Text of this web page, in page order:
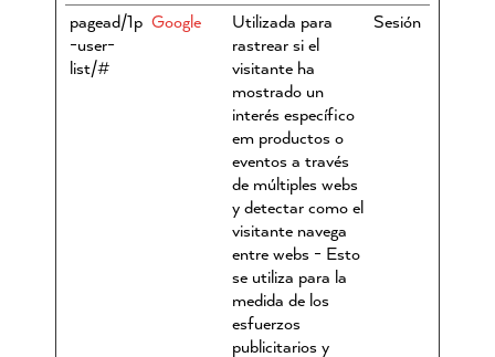
pagead/1p
-user-
list/#
Google
Utilizada para
rastrear si el
visitante ha
mostrado un
interés específico
em productos o
eventos a través
de múltiples webs
y detectar como el
visitante navega
entre webs - Esto
se utiliza para la
medida de los
esfuerzos
publicitarios y
Sesión